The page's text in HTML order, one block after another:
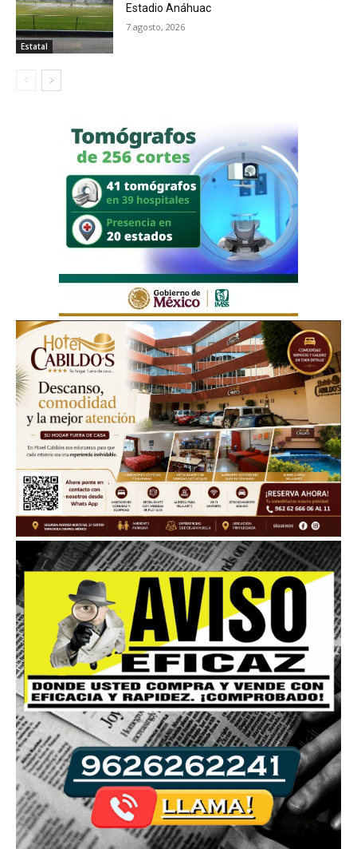
Estatal
Estadio Anáhuac
7 agosto, 2026